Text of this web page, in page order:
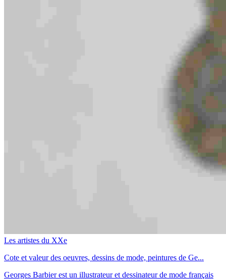
Les artistes du XXe
Cote et valeur des oeuvres, dessins de mode, peintures de Ge...
Georges Barbier est un illustrateur et dessinateur de mode français